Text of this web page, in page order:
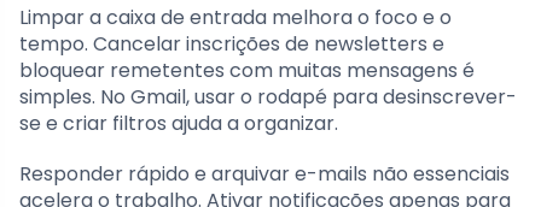
Limpar a caixa de entrada melhora o foco e o
tempo. Cancelar inscrições de newsletters e
bloquear remetentes com muitas mensagens é
simples. No Gmail, usar o rodapé para desinscrever-
se e criar filtros ajuda a organizar.
Responder rápido e arquivar e-mails não essenciais
acelera o trabalho. Ativar notificações apenas para